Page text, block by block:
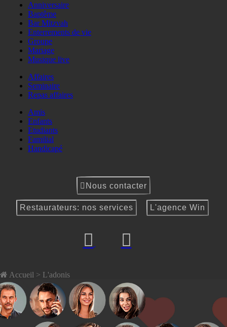
Anniversaire
Baptême
Bar Mitzvah
Enterrements de vie
Groupe
Mariage
Musique live
Affaires
Seminaire
Repas affaires
Amis
Enfants
Etudiants
Familial
Handicapé
Nous contacter
Restaurateurs: nos services L'agence Win
Accueil > L'adonis